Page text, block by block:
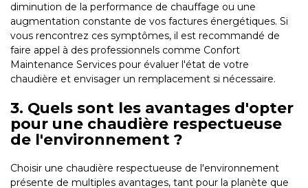
diminution de la performance de chauffage ou une
augmentation constante de vos factures énergétiques. Si
vous rencontrez ces symptômes, il est recommandé de
faire appel à des professionnels comme Confort
Maintenance Services pour évaluer l'état de votre
chaudière et envisager un remplacement si nécessaire.
3. Quels sont les avantages d'opter
pour une chaudière respectueuse
de l'environnement ?
Choisir une chaudière respectueuse de l'environnement
présente de multiples avantages, tant pour la planète que